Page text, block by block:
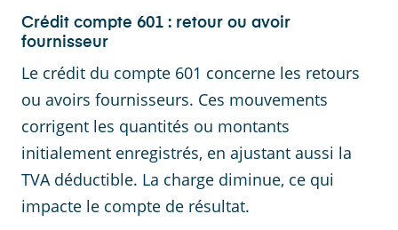
Crédit compte 601 : retour ou avoir
fournisseur
Le crédit du compte 601 concerne les retours
ou avoirs fournisseurs. Ces mouvements
corrigent les quantités ou montants
initialement enregistrés, en ajustant aussi la
TVA déductible. La charge diminue, ce qui
impacte le compte de résultat.